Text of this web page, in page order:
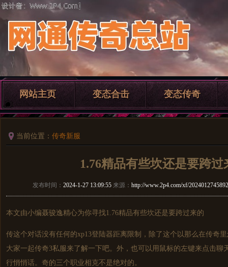
网站主页 变态合击 变态传奇
当前位置： 传奇新服
1.76精品有些坎还是要跨过
发布时间： 2024-1-27 13:09:55来源： http://www.2p4.com/xf/
本文由小编聂骏逸精心为你寻找1.76精品有些坎还是要跨过来的
传这个对话没有任何的xp13登陆器距离限制，除了这个以那么在传奇
大家一起传奇3私服来了解一下吧。外，也可以用鼠标的左键来点击聊
行悄悄话。奇的三个职业相克不是绝对的。